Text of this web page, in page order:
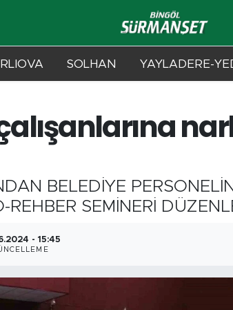
SOLHAN YAYLADERE-
BELEDİYE
SEMİNERİ
- 15:45